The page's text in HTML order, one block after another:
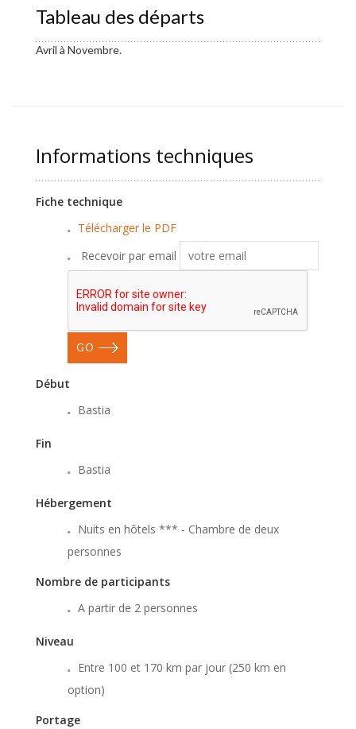
Tableau des départs
Avril à Novembre.
Informations techniques
Fiche technique
Télécharger le PDF
Recevoir par email
GO
Début
Bastia
Fin
Bastia
Hébergement
Nuits en hôtels *** - Chambre de deux
personnes
Nombre de participants
A partir de 2 personnes
Niveau
Entre 100 et 170 km par jour (250 km en
option)
Portage